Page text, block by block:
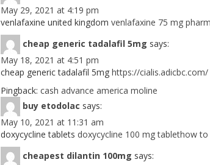
May 29, 2021 at 4:19 pm
venlafaxine united kingdom venlafaxine 75 mg
cheap generic tadalafil 5mg says:
May 18, 2021 at 4:51 pm
cheap generic tadalafil 5mg https://cialis.adicbc.com/
Pingback: cash advance america moline
buy etodolac says:
May 10, 2021 at 11:31 am
doxycycline tablets doxycycline 100 mg tablethow to
cheapest dilantin 100mg says: